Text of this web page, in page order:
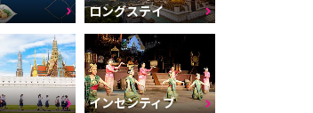
ロングステイ
インセンティブ